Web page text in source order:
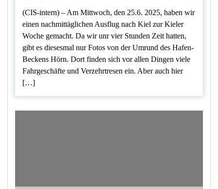
(CIS-intern) – Am Mittwoch, den 25.6. 2025, haben wir
einen nachmittäglichen Ausflug nach Kiel zur Kieler
Woche gemacht. Da wir unr vier Stunden Zeit hatten,
gibt es diesesmal nur Fotos von der Umrund des Hafen-
Beckens Hörn. Dort finden sich vor allen Dingen viele
Fahrgeschäfte und Verzehrtresen ein. Aber auch hier
[…]